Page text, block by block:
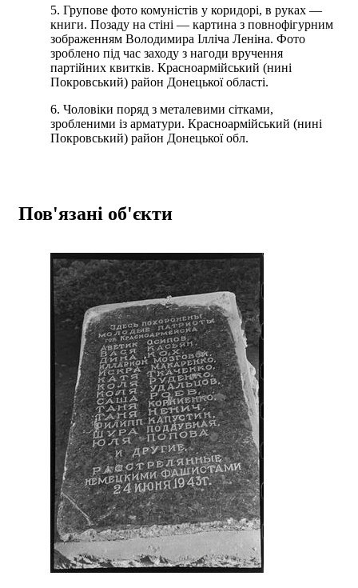
5. Групове фото комуністів у коридорі, в руках —
книги. Позаду на стіні — картина з повнофігурним
зображенням Володимира Ілліча Леніна. Фото
зроблено під час заходу з нагоди вручення
партійних квитків. Красноармійський (нині
Покровський) район Донецької області.
6. Чоловіки поряд з металевими сітками,
зробленими із арматури. Красноармійський (нині
Покровський) район Донецької обл.
Пов'язані об'єкти